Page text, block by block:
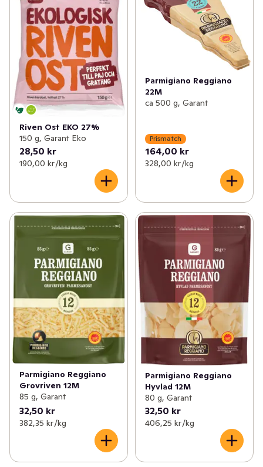
Riven Ost EKO 27%
150 g, Garant Eko
28,50 kr
190,00 kr /kg
Parmigiano Reggiano
22M
ca 500 g, Garant
Prismatch
164,00 kr
328,00 kr /kg
Parmigiano Reggiano
Grovriven 12M
85 g, Garant
32,50 kr
382,35 kr /kg
Parmigiano Reggiano
Hyvlad 12M
80 g, Garant
32,50 kr
406,25 kr /kg